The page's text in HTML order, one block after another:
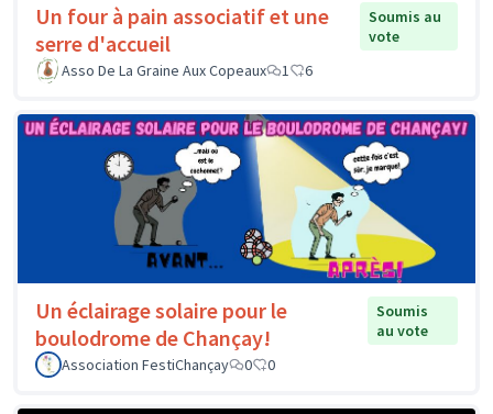
Un four à pain associatif et une
serre d'accueil
Soumis au
vote
Asso De La Graine Aux Copeaux
1 6
Un éclairage solaire pour le
boulodrome de Chançay!
Soumis
au vote
Association FestiChançay
0 0